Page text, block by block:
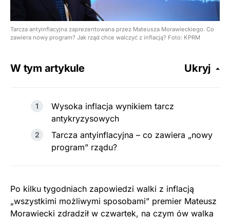
Tarcza antyinflacyjna zaprezentowana przez Mateusza Morawieckiego. Co
zawiera nowy program? Jak rząd chce walczyć z inflacją? Foto: KPRM
W tym artykule Ukryj
Wysoka inflacja wynikiem tarcz
antykryzysowych
Tarcza antyinflacyjna – co zawiera „nowy
program” rządu?
Po kilku tygodniach zapowiedzi walki z inflacją
„wszystkimi możliwymi sposobami” premier Mateusz
Morawiecki zdradził w czwartek, na czym ów walka